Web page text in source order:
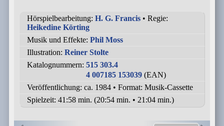
Hörspielbearbeitung: H. G. Francis• Regie:
Heikedine Körting
Musik und Effekte: Phil Moss
Illustration: Reiner Stolte
Katalognummern: 515 303.4
4 007185 153039(EAN)
Veröffentlichung: ca. 1984• Format: Musik-Cassette
Spielzeit: 41:58 min. (20:54 min. • 21:04 min.)